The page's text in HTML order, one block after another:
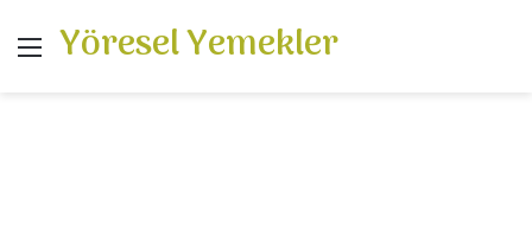
Menü
Yöresel Yemekler